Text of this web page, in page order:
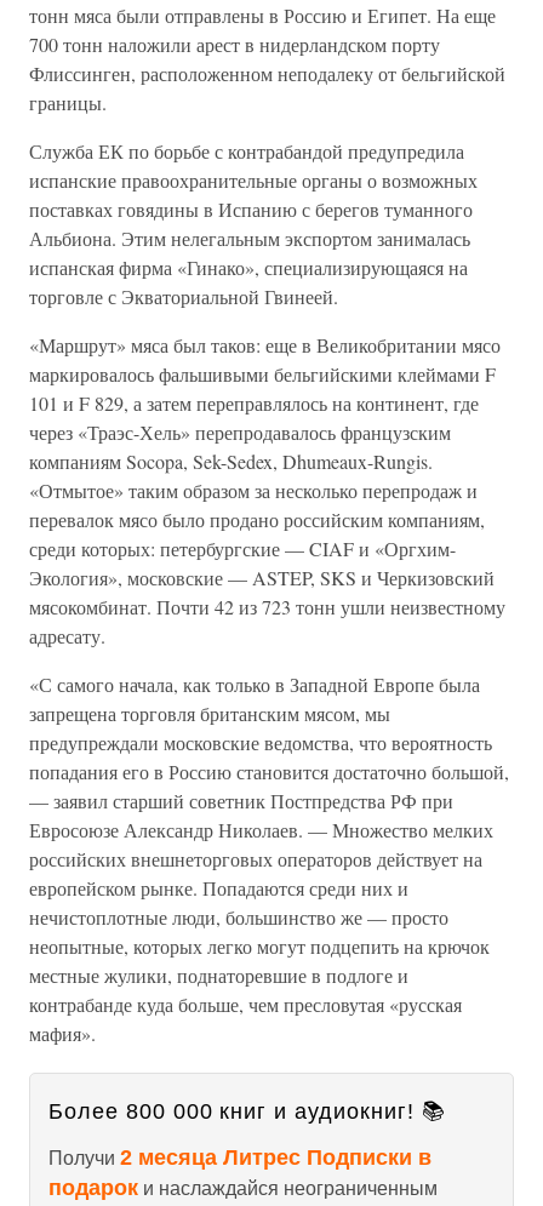
тонн мяса были отправлены в Россию и Египет. На еще
700 тонн наложили арест в нидерландском порту
Флиссинген, расположенном неподалеку от бельгийской
границы.
Служба ЕК по борьбе с контрабандой предупредила
испанские правоохранительные органы о возможных
поставках говядины в Испанию с берегов туманного
Альбиона. Этим нелегальным экспортом занималась
испанская фирма «Гинако», специализирующаяся на
торговле с Экваториальной Гвинеей.
«Маршрут» мяса был таков: еще в Великобритании мясо
маркировалось фальшивыми бельгийскими клеймами F
101 и F 829, а затем переправлялось на континент, где
через «Траэс-Хель» перепродавалось французским
компаниям Socopa, Sek-Sedex, Dhumeaux-Rungis.
«Отмытое» таким образом за несколько перепродаж и
перевалок мясо было продано российским компаниям,
среди которых: петербургские — CIAF и «Оргхим-
Экология», московские — ASTEP, SKS и Черкизовский
мясокомбинат. Почти 42 из 723 тонн ушли неизвестному
адресату.
«С самого начала, как только в Западной Европе была
запрещена торговля британским мясом, мы
предупреждали московские ведомства, что вероятность
попадания его в Россию становится достаточно большой,
— заявил старший советник Постпредства РФ при
Евросоюзе Александр Николаев. — Множество мелких
российских внешнеторговых операторов действует на
европейском рынке. Попадаются среди них и
нечистоплотные люди, большинство же — просто
неопытные, которых легко могут подцепить на крючок
местные жулики, поднаторевшие в подлоге и
контрабанде куда больше, чем пресловутая «русская
мафия».
Более 800 000 книг и аудиокниг! 📚
Получи 2 месяца Литрес Подписки в
подарок и наслаждайся неограниченным